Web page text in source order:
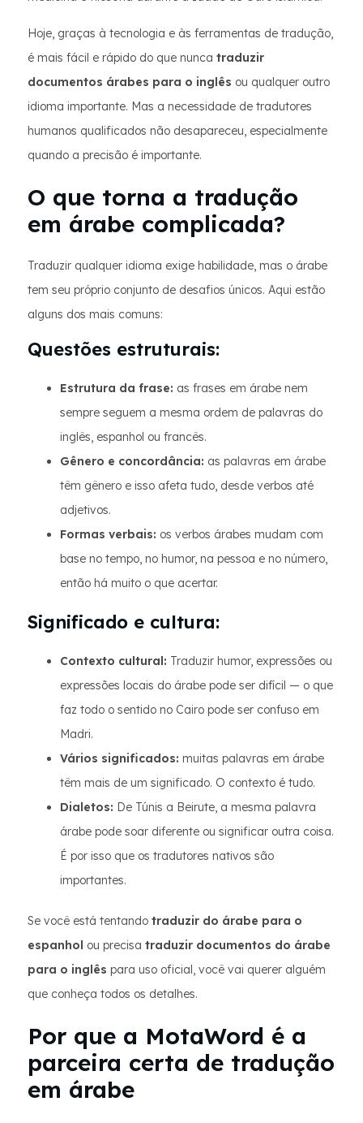
Hoje, graças à tecnologia e às ferramentas de tradução,
é mais fácil e rápido do que nunca traduzir
documentos árabes para o inglês ou qualquer outro
idioma importante. Mas a necessidade de tradutores
humanos qualificados não desapareceu, especialmente
quando a precisão é importante.
O que torna a tradução
em árabe complicada?
Traduzir qualquer idioma exige habilidade, mas o árabe
tem seu próprio conjunto de desafios únicos. Aqui estão
alguns dos mais comuns:
Questões estruturais:
Estrutura da frase: as frases em árabe nem
sempre seguem a mesma ordem de palavras do
inglês, espanhol ou francês.
Gênero e concordância: as palavras em árabe
têm gênero e isso afeta tudo, desde verbos até
adjetivos.
Formas verbais: os verbos árabes mudam com
base no tempo, no humor, na pessoa e no número,
então há muito o que acertar.
Significado e cultura:
Contexto cultural: Traduzir humor, expressões ou
expressões locais do árabe pode ser difícil — o que
faz todo o sentido no Cairo pode ser confuso em
Madri.
Vários significados: muitas palavras em árabe
têm mais de um significado. O contexto é tudo.
Dialetos: De Túnis a Beirute, a mesma palavra
árabe pode soar diferente ou significar outra coisa.
É por isso que os tradutores nativos são
importantes.
Se você está tentando traduzir do árabe para o
espanhol ou precisa traduzir documentos do árabe
para o inglês para uso oficial, você vai querer alguém
que conheça todos os detalhes.
Por que a MotaWord é a
parceira certa de tradução
em árabe